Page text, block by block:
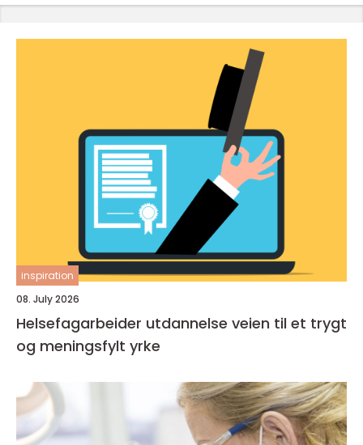
inspiration
08. July 2026
Helsefagarbeider utdannelse veien til et trygt
og meningsfylt yrke